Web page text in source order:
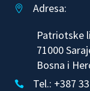


Adresa:
Patriotske
71000
Bosna i

 Tel.: +387